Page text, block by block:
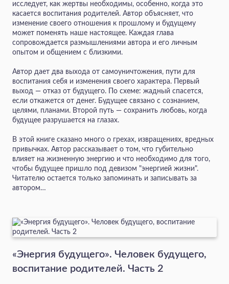
исследует, как жертвы необходимы, особенно, когда это
касается воспитания родителей. Автор объясняет, что
изменение своего отношения к прошлому и будущему
может поменять наше настоящее. Каждая глава
сопровождается размышлениями автора и его личным
опытом и общением с близкими.
Автор дает два выхода от самоуничтожения, пути для
воспитания себя и изменения своего характера. Первый
выход — отказ от будущего. По схеме: жадный спасется,
если откажется от денег. Будущее связа­но с сознанием,
целями, планами. Второй путь — сохранить любовь, когда
будущее разрушается на глазах.
В этой книге сказано много о грехах, извращениях, вредных
привычках. Автор рассказывает о том, что губительно
влияет на жизненную энергию и что необходимо для того,
чтобы будущее пришло под девизом "энергией жизни".
Читателю остается только запоминать и записывать за
автором…
«Энергия будущего». Человек будущего,
воспитание родителей. Часть 2